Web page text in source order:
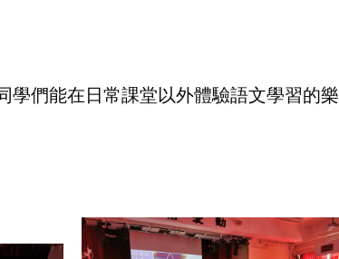
們能在日常課堂以外體驗語文學習的樂